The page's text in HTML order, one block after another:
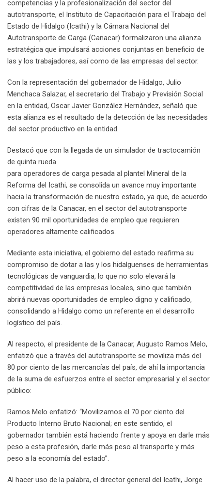
competencias y la profesionalización del sector del
autotransporte, el Instituto de Capacitación para el Trabajo del
Estado de Hidalgo (Icathi) y la Cámara Nacional del
Autotransporte de Carga (Canacar) formalizaron una alianza
estratégica que impulsará acciones conjuntas en beneficio de
las y los trabajadores, así como de las empresas del sector.
Con la representación del gobernador de Hidalgo, Julio
Menchaca Salazar, el secretario del Trabajo y Previsión Social
en la entidad, Oscar Javier González Hernández, señaló que
esta alianza es el resultado de la detección de las necesidades
del sector productivo en la entidad.
Destacó que con la llegada de un simulador de tractocamión
de quinta rueda
para operadores de carga pesada al plantel Mineral de la
Reforma del Icathi, se consolida un avance muy importante
hacia la transformación de nuestro estado, ya que, de acuerdo
con cifras de la Canacar, en el sector del autotransporte
existen 90 mil oportunidades de empleo que requieren
operadores altamente calificados.
Mediante esta iniciativa, el gobierno del estado reafirma su
compromiso de dotar a las y los hidalguenses de herramientas
tecnológicas de vanguardia, lo que no solo elevará la
competitividad de las empresas locales, sino que también
abrirá nuevas oportunidades de empleo digno y calificado,
consolidando a Hidalgo como un referente en el desarrollo
logístico del país.
Al respecto, el presidente de la Canacar, Augusto Ramos Melo,
enfatizó que a través del autotransporte se moviliza más del
80 por ciento de las mercancías del país, de ahí la importancia
de la suma de esfuerzos entre el sector empresarial y el sector
público:
Ramos Melo enfatizó: “Movilizamos el 70 por ciento del
Producto Interno Bruto Nacional; en este sentido, el
gobernador también está haciendo frente y apoya en darle más
peso a esta profesión, darle más peso al transporte y más
peso a la economía del estado”.
Al hacer uso de la palabra, el director general del Icathi, Jorge